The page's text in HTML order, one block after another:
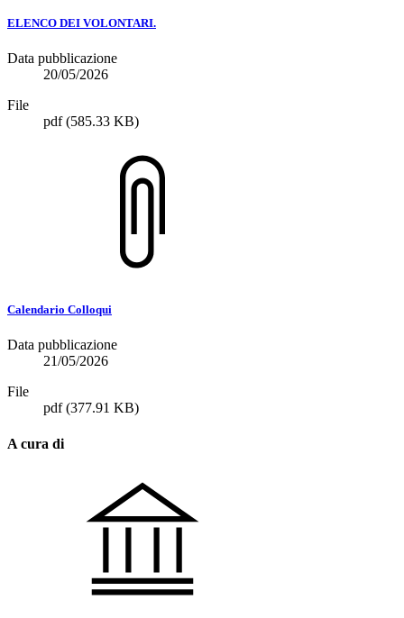
ELENCO DEI VOLONTARI.
Data pubblicazione
20/05/2026
File
pdf(585.33 KB)
Calendario Colloqui
Data pubblicazione
21/05/2026
File
pdf(377.91 KB)
A cura di